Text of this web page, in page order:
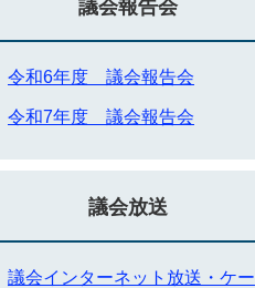
議会報告会
令和6年度 議会報告会
令和7年度 議会報告会
議会放送
議会インターネット放送・ケー